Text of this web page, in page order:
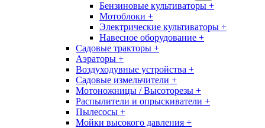
Бензиновые культиваторы +
Мотоблоки +
Электрические культиваторы +
Навесное оборудование +
Садовые тракторы +
Аэраторы +
Воздуходувные устройства +
Садовые измельчители +
Мотоножницы / Высоторезы +
Распылители и опрыскиватели +
Пылесосы +
Мойки высокого давления +